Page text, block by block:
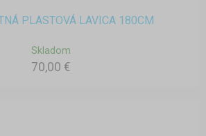
PLASTOVÁ LAVICA 180CM
Skladom
70,00 €